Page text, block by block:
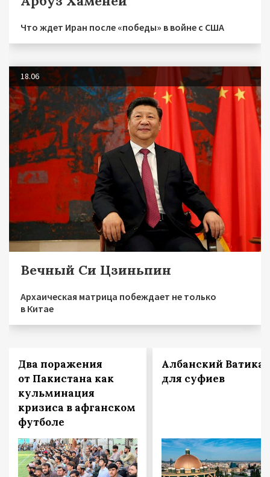
Что ждет Иран после «победы» в войне с США
18.06
Вечный Си Цзиньпин
Архаическая матрица побеждает не только
в Китае
Два поражения
от Пакистана как
кульминация
кризиса в афганском
футболе
Албанский
для суфиев